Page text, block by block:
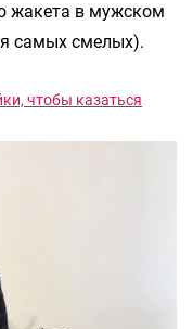
жакета в мужском
самых смелых).
чтобы казаться